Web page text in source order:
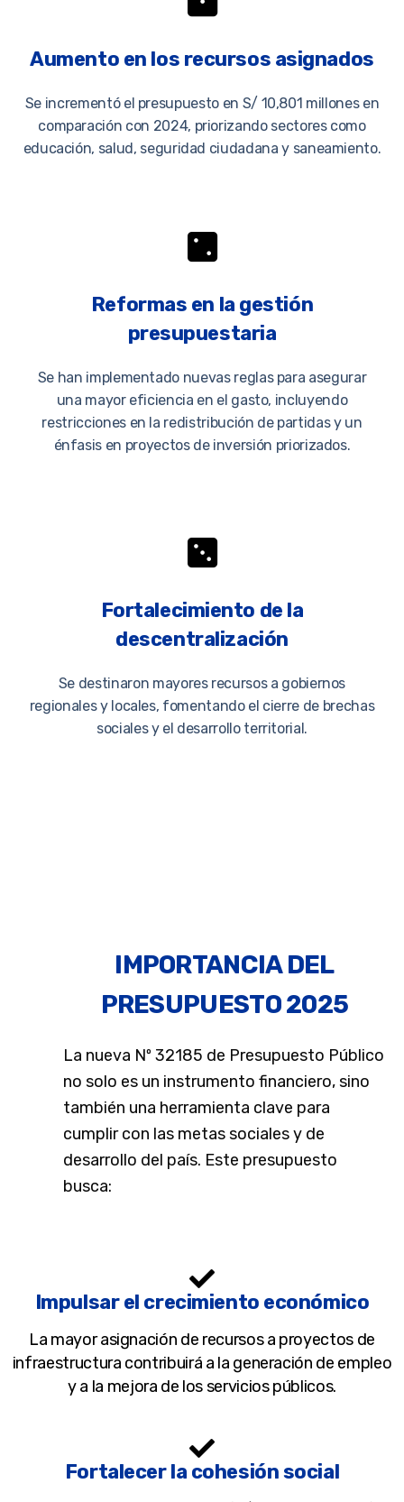
Aumento en los recursos asignados
Se incrementó el presupuesto en S/ 10,801 millones en
comparación con 2024, priorizando sectores como
educación, salud, seguridad ciudadana y saneamiento.
Reformas en la gestión
presupuestaria
Se han implementado nuevas reglas para asegurar
una mayor eficiencia en el gasto, incluyendo
restricciones en la redistribución de partidas y un
énfasis en proyectos de inversión priorizados.
Fortalecimiento de la
descentralización
Se destinaron mayores recursos a gobiernos
regionales y locales, fomentando el cierre de brechas
sociales y el desarrollo territorial.
IMPORTANCIA DEL
PRESUPUESTO 2025
La nueva Nº 32185 de Presupuesto Público
no solo es un instrumento financiero, sino
también una herramienta clave para
cumplir con las metas sociales y de
desarrollo del país. Este presupuesto
busca:
Impulsar el crecimiento económico
La mayor asignación de recursos a proyectos de
infraestructura contribuirá a la generación de empleo
y a la mejora de los servicios públicos.
Fortalecer la cohesión social